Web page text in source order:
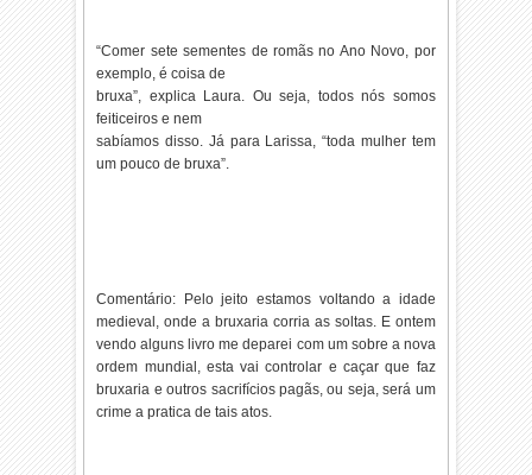
“Comer sete sementes de romãs no Ano Novo, por
exemplo, é coisa de
bruxa”, explica Laura. Ou seja, todos nós somos
feiticeiros e nem
sabíamos disso. Já para Larissa, “toda mulher tem
um pouco de bruxa”.
Comentário: Pelo jeito estamos voltando a idade
medieval, onde a bruxaria corria as soltas. E ontem
vendo alguns livro me deparei com um sobre a nova
ordem mundial, esta vai controlar e caçar que faz
bruxaria e outros sacrifícios pagãs, ou seja, será um
crime a pratica de tais atos.